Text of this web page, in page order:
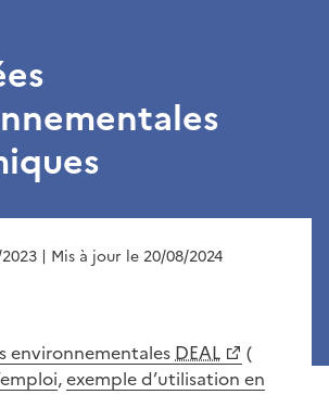
| Mis à jour le 20/08/2024
environnementales DEAL
(
,exemple d’utilisation en